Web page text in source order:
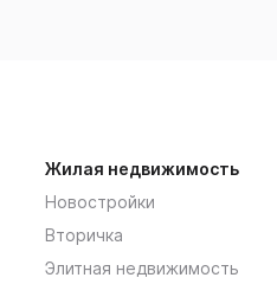
Жилая недвижимость
Новостройки
Вторичка
Элитная недвижимость